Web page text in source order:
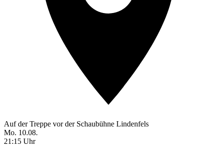
Auf der Treppe vor der Schaubühne Lindenfels
Mo. 10.08.
21:15 Uhr